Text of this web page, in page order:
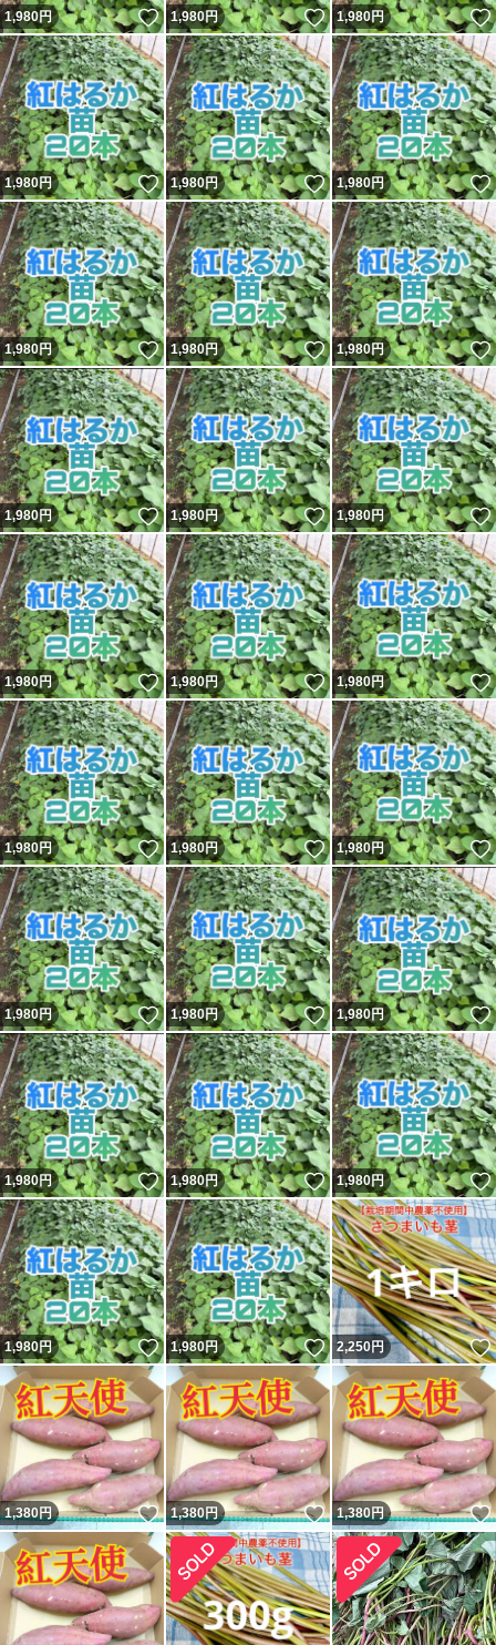
1,980円 いいね！
1,980円 いいね！
1,980円
1,980円 いいね！
1,980円 いいね！
1,980円
1,980円 いいね！
1,980円 いいね！
1,980円
1,980円 いいね！
1,980円 いいね！
1,980円
1,980円 いいね！
1,980円 いいね！
1,980円
1,980円 いいね！
1,980円 いいね！
1,980円
1,980円 いいね！
1,980円 いいね！
1,980円
1,980円 いいね！
1,980円 いいね！
1,980円
1,980円 いいね！
1,980円 いいね！
2,250円
1,380円 いいね！
1,380円 いいね！
1,380円